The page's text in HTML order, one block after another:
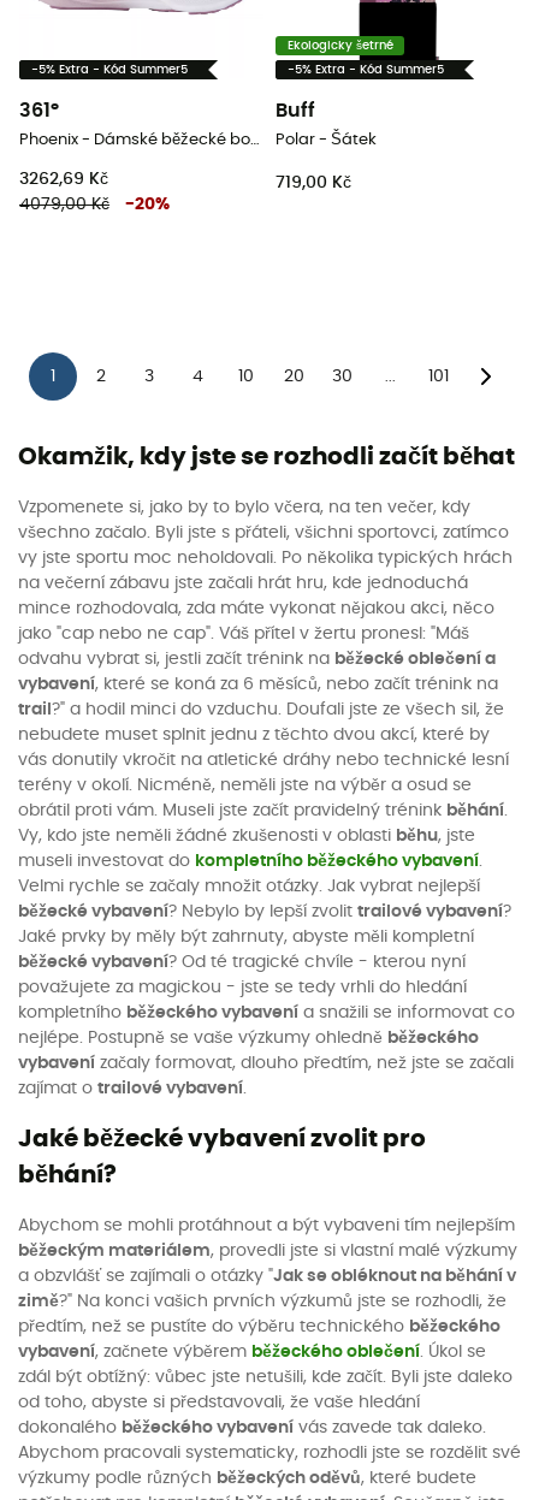
-5% Extra - Kód Summer5
361°
Phoenix - Dámské běžecké boty
3262,69 Kč
4079,00 Kč
-20%
Ekologicky šetrné
-5% Extra - Kód Summer5
Buff
Polar - Šátek
719,00 Kč
2 3 4 10 20 30 101
Okamžik, kdy jste se rozhodli začít běhat
Vzpomenete si, jako by to bylo včera, na ten večer, kdy
všechno začalo. Byli jste s přáteli, všichni sportovci, zatímco
vy jste sportu moc neholdovali. Po několika typických hrách
na večerní zábavu jste začali hrát hru, kde jednoduchá
mince rozhodovala, zda máte vykonat nějakou akci, něco
jako "cap nebo ne cap". Váš přítel v žertu pronesl: "Máš
odvahu vybrat si, jestli začít trénink na běžecké oblečení a
vybavení, které se koná za 6 měsíců, nebo začít trénink na
trail ?" a hodil minci do vzduchu. Doufali jste ze všech sil, že
nebudete muset splnit jednu z těchto dvou akcí, které by
vás donutily vkročit na atletické dráhy nebo technické lesní
terény v okolí. Nicméně, neměli jste na výběr a osud se
obrátil proti vám. Museli jste začít pravidelný trénink běhání
Vy, kdo jste neměli žádné zkušenosti v oblasti běhu, jste
museli investovat do kompletního běžeckého vybavení
Velmi rychle se začaly množit otázky. Jak vybrat nejlepší
běžecké vybavení? Nebylo by lepší zvolit trailové vybavení?
Jaké prvky by měly být zahrnuty, abyste měli kompletní
běžecké vybavení? Od té tragické chvíle - kterou nyní
považujete za magickou - jste se tedy vrhli do hledání
kompletního běžeckého vybavení a snažili se informovat co
nejlépe. Postupně se vaše výzkumy ohledně běžeckého
vybavení začaly formovat, dlouho předtím, než jste se začali
zajímat o trailové vybavení
Jaké běžecké vybavení zvolit pro
běhání?
Abychom se mohli protáhnout a být vybaveni tím nejlepším
běžeckým materiálem, provedli jste si vlastní malé výzkumy
a obzvlášť se zajímali o otázky "Jak se obléknout na běhání v
zimě?" Na konci vašich prvních výzkumů jste se rozhodli, že
předtím, než se pustíte do výběru technického běžeckého
vybavení, začnete výběrem běžeckého oblečení. Úkol se
zdál být obtížný: vůbec jste netušili, kde začít. Byli jste daleko
od toho, abyste si představovali, že vaše hledání
dokonalého běžeckého vybavení vás zavede tak daleko.
Abychom pracovali systematicky, rozhodli jste se rozdělit své
výzkumy podle různých běžeckých oděvů, které budete